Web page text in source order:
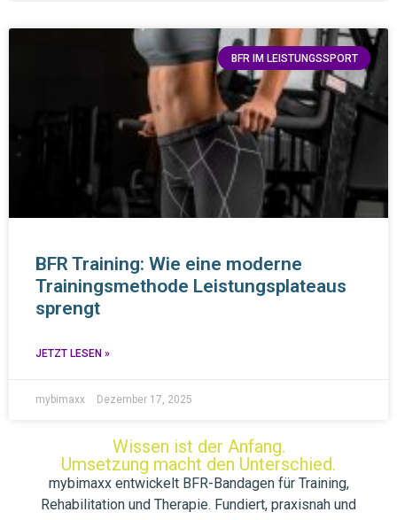
BFR IM LEISTUNGSSPORT
BFR Training: Wie eine moderne
Trainingsmethode Leistungsplateaus
sprengt
JETZT LESEN »
mybimaxx Dezember 17, 2025
Wissen ist der Anfang.
Umsetzung macht den Unterschied.
mybimaxx entwickelt BFR-Bandagen für Training,
Rehabilitation und Therapie. Fundiert, praxisnah und